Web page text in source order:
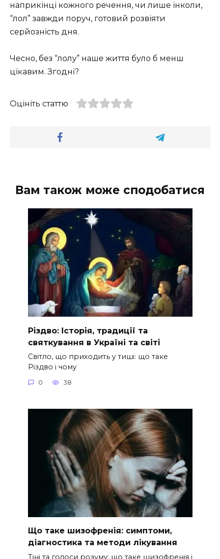
наприкінці кожного речення, чи лише інколи,
“лол” завжди поруч, готовий розвіяти
серйозність дня.
Чесно, без “лолу” наше життя було б менш
цікавим. Згодні?
Оцініть статтю
Вам також може сподобатися
Різдво: Історія, традиції та
святкування в Україні та світі
Світло, що приходить у тиші: що таке
Різдво і чому
0 38
Що таке шизофренія: симптоми,
діагностика та методи лікування
Тіні та голоси розуму: що таке шизофренія і